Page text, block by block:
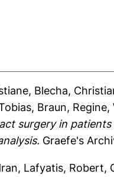
, Blecha,
, Braun, Regine,
surgery in
Graefe's
, Lafyatis, Robert,